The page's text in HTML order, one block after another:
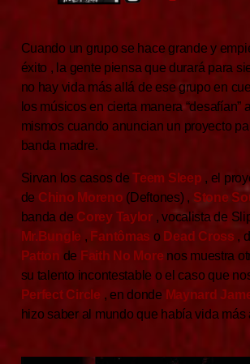
Cuando un grupo se hace grande y
éxito , la gente piensa que durará para
no hay vida más allá de ese grupo en
los músicos en cierta manera “desafían”
mismos cuando anuncian un proyecto
banda madre.
Sirvan los casos de Teem Sleep , el
de Chino Moreno (Deftones) , Stone
banda de Corey Taylor, vocalista de
Mr.Bungle , Fantômas o Dead Cross ,
Patton de Faith No More nos muestra
su talento incontestable o el caso que
Perfect Circle , en donde Maynard
hizo saber al mundo que había vida más